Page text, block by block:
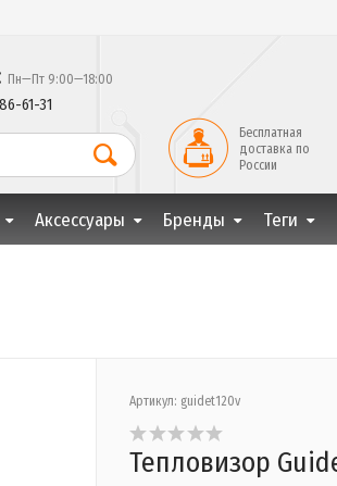
Пн—Пт 9:00—18:00
61-31
Бесплатная
доставка по
России
Аксессуары Бренды Теги
Артикул: guidet120v
Тепловизор